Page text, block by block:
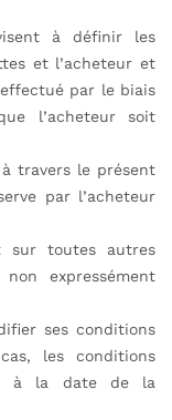
à définir les
et l’acheteur et
par le biais
l’acheteur soit
à travers le présent
par l’acheteur
sur toutes autres
expressément
ses conditions
les conditions
à la date de la